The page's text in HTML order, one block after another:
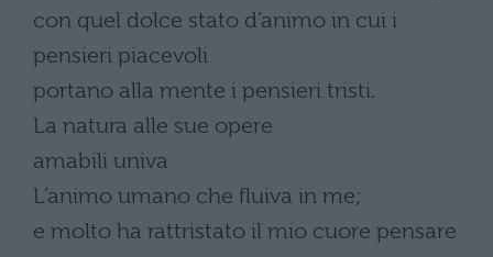
con quel dolce stato d’animo in cui i
pensieri piacevoli
portano alla mente i pensieri tristi.
La natura alle sue opere
amabili univa
L’animo umano che fluiva in me;
e molto ha rattristato il mio cuore pensare